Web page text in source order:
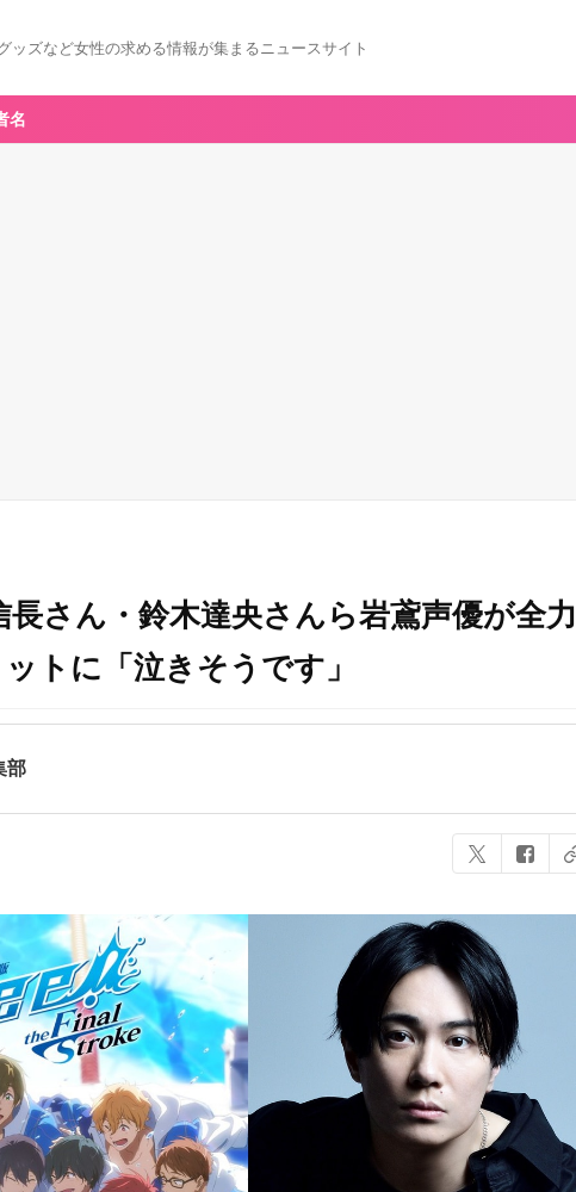
ッズなど女性の求める情報が集まるニュースサイト
名
長さん・鈴木達央さんら岩鳶声優が全力
トに「泣きそうです」
部